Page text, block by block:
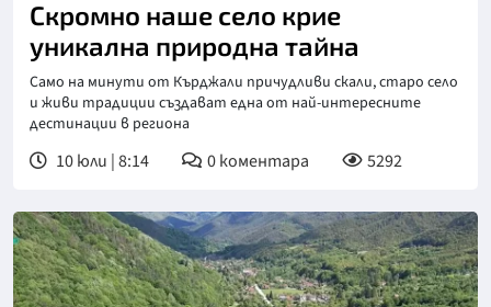
Скромно наше село крие
уникална природна тайна
Само на минути от Кърджали причудливи скали, старо село
и живи традиции създават една от най-интересните
дестинации в региона
10 юли | 8:14 0коментара 5292